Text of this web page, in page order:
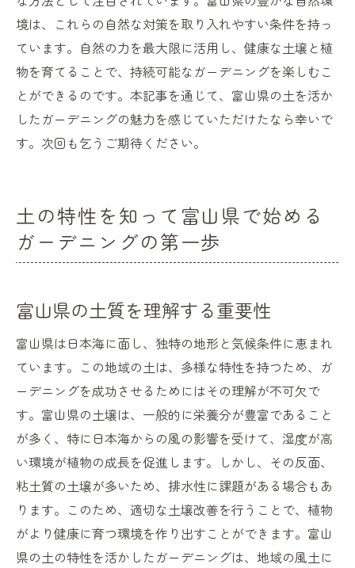
境は、これらの自然な対策を取り入れやすい条件を持っ
ています。自然の力を最大限に活用し、健康な土壌と植
物を育てることで、持続可能なガーデニングを楽しむこ
とができるのです。本記事を通じて、富山県の土を活か
したガーデニングの魅力を感じていただけたなら幸いで
す。次回も乞うご期待ください。
土の特性を知って富山県で始める
ガーデニングの第一歩
富山県の土質を理解する重要性
富山県は日本海に面し、独特の地形と気候条件に恵まれ
ています。この地域の土は、多様な特性を持つため、ガ
ーデニングを成功させるためにはその理解が不可欠で
す。富山県の土壌は、一般的に栄養分が豊富であること
が多く、特に日本海からの風の影響を受けて、湿度が高
い環境が植物の成長を促進します。しかし、その反面、
粘土質の土壌が多いため、排水性に課題がある場合もあ
ります。このため、適切な土壌改善を行うことで、植物
がより健康に育つ環境を作り出すことができます。富山
県の土の特性を活かしたガーデニングは、地域の風土に